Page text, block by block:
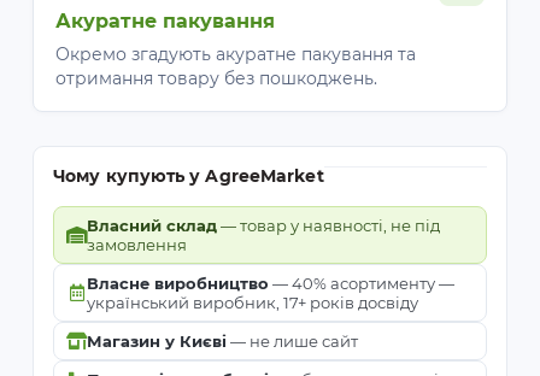
Акуратне пакування
Окремо згадують акуратне пакування та
отримання товару без пошкоджень.
Чому купують у AgreeMarket
Власний склад— товар у наявності, не під
замовлення
Власне виробництво — 40% асортименту —
український виробник, 17+ років досвіду
Магазин у Києві— не лише сайт